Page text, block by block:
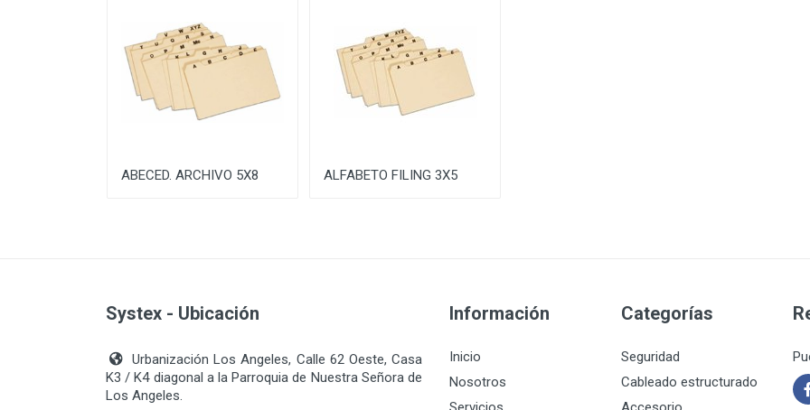
ABECED. ARCHIVO 5X8 ALFABETO FILING 3X5
Systex - Ubicación
Urbanización Los Angeles, Calle 62 Oeste, Casa
K3 / K4 diagonal a la Parroquia de Nuestra Señora de
Los Angeles.
Información
Inicio
Nosotros
Categorías
Seguridad
Cableado estructurado